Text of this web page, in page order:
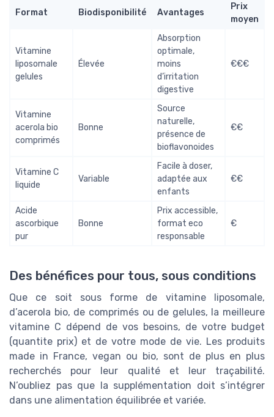
Format Biodisponibilité Avantages
Prix
moyen
Vitamine
liposomale
gelules
Élevée
Absorption
optimale,
moins
d’irritation
digestive
€€€
Vitamine
acerola bio
comprimés
Bonne
Source
naturelle,
présence de
bioflavonoides
€€
Vitamine C
liquide
Variable
Facile à doser,
adaptée aux
enfants
€€
Acide
ascorbique
pur
Bonne
Prix accessible,
format eco
responsable
€
Des bénéfices pour tous, sous conditions
Que ce soit sous forme de vitamine liposomale,
d’acerola bio, de comprimés ou de gelules, la meilleure
vitamine C dépend de vos besoins, de votre budget
(quantite prix) et de votre mode de vie. Les produits
made in France, vegan ou bio, sont de plus en plus
recherchés pour leur qualité et leur traçabilité.
N’oubliez pas que la supplémentation doit s’intégrer
dans une alimentation équilibrée et variée.